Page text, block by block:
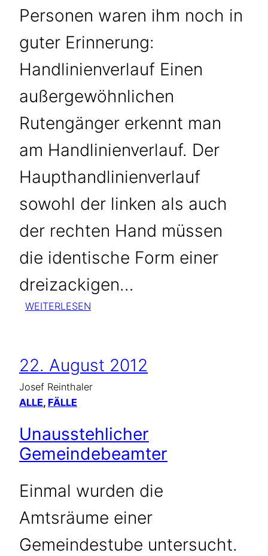
Personen waren ihm noch in
guter Erinnerung:
Handlinienverlauf Einen
außergewöhnlichen
Rutengänger erkennt man
am Handlinienverlauf. Der
Haupthandlinienverlauf
sowohl der linken als auch
der rechten Hand müssen
die identische Form einer
dreizackigen…
WEITERLESEN
BESONDERS
BEGABTEN
…
22. August 2012
Josef Reinthaler
ALLE, FÄLLE
Unausstehlicher
Gemeindebeamter
Einmal wurden die
Amtsräume einer
Gemeindestube untersucht.